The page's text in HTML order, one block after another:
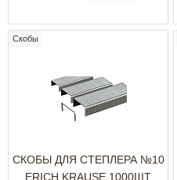
Скобы
СКОБЫ ДЛЯ СТЕПЛЕРА №10
ERICH KRAUSE 1000ШТ